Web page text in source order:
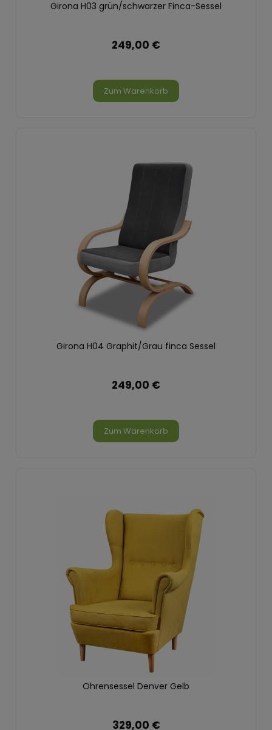
Girona H03 grün/schwarzer Finca-Sessel
249,00 €
Zum Warenkorb
Girona H04 Graphit/Grau finca Sessel
249,00 €
Zum Warenkorb
Ohrensessel Denver Gelb
329,00 €